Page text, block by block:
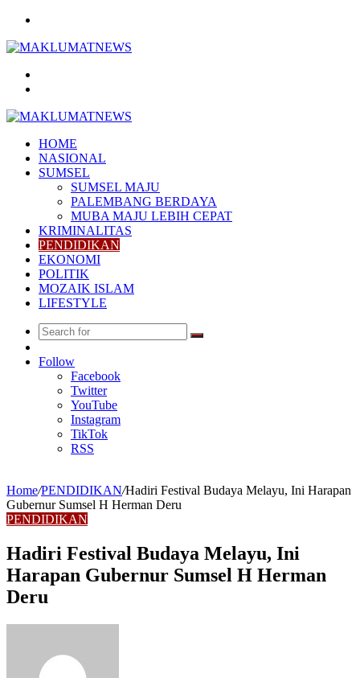
HOME
NASIONAL
SUMSEL
SUMSEL MAJU
PALEMBANG BERDAYA
MUBA MAJU LEBIH CEPAT
KRIMINALITAS
PENDIDIKAN
EKONOMI
POLITIK
MOZAIK ISLAM
LIFESTYLE
Search
Article
Follow
Facebook
Twitter
YouTube
Instagram
TikTok
RSS
Home/PENDIDIKAN/Hadiri Festival Budaya Melayu, Ini Harapan
Gubernur Sumsel H Herman Deru
PENDIDIKAN
Hadiri Festival Budaya Melayu, Ini
Harapan Gubernur Sumsel H Herman
Deru